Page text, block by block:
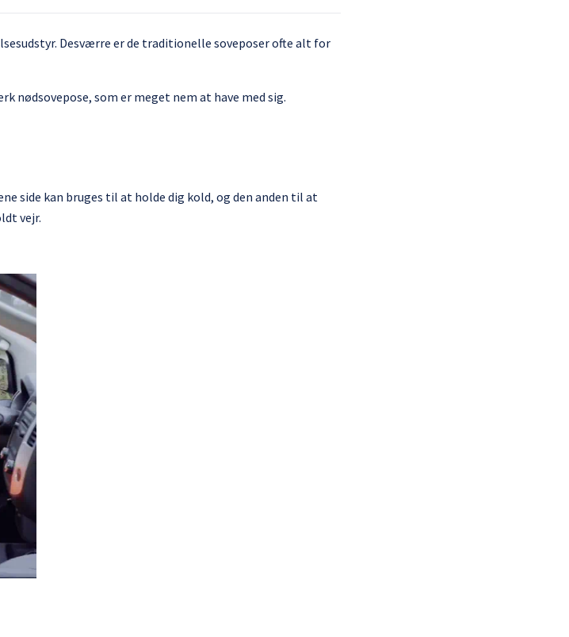
Desværre er de traditionelle soveposer ofte alt for
nødsovepose, som er meget nem at have med sig.
side kan bruges til at holde dig kold, og den anden til at
vejr.